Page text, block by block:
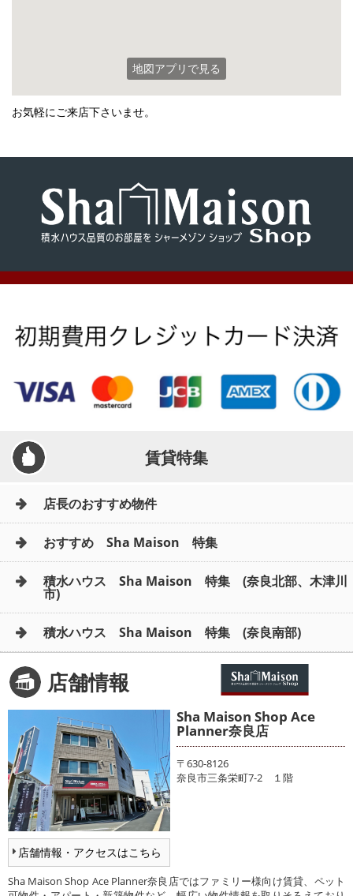
地図アプリで見る
お気軽にご来店下さいませ。
賃貸特集
店長のおすすめ物件
おすすめ Sha Maison 特集
積水ハウス Sha Maison 特集 (奈良北部、木津川
市)
積水ハウス Sha Maison 特集 (奈良南部)
店舗情報
店舗情報・アクセスはこちら
Sha Maison Shop Ace
Planner奈良店
〒630-8126
奈良市三条栄町7-2 １階
Sha Maison Shop Ace Planner奈良店ではファミリー様向け賃貸、ペット